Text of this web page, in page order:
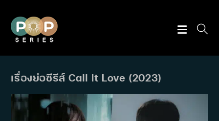
content
เรื่องย่อซีรีส์ Call It Love (2023)